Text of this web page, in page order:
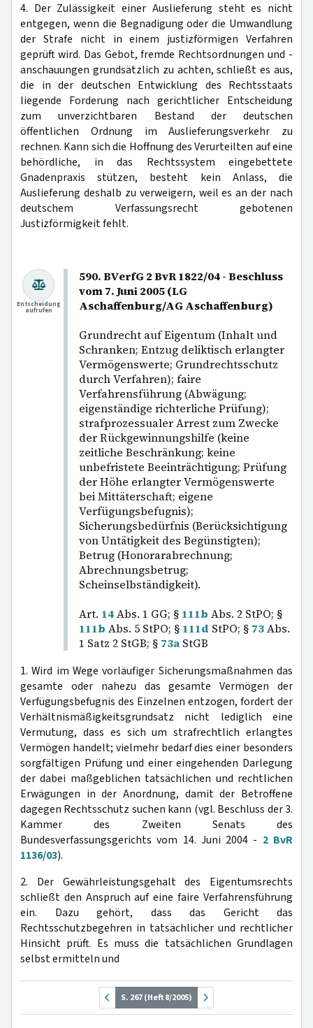
4. Der Zulässigkeit einer Auslieferung steht es nicht
entgegen, wenn die Begnadigung oder die Umwandlung
der Strafe nicht in einem justizförmigen Verfahren
geprüft wird. Das Gebot, fremde Rechtsordnungen und -
anschauungen grundsätzlich zu achten, schließt es aus,
die in der deutschen Entwicklung des Rechtsstaats
liegende Forderung nach gerichtlicher Entscheidung
zum unverzichtbaren Bestand der deutschen
öffentlichen Ordnung im Auslieferungsverkehr zu
rechnen. Kann sich die Hoffnung des Verurteilten auf eine
behördliche, in das Rechtssystem eingebettete
Gnadenpraxis stützen, besteht kein Anlass, die
Auslieferung deshalb zu verweigern, weil es an der nach
deutschem Verfassungsrecht gebotenen
Justizförmigkeit fehlt.
590. BVerfG 2 BvR 1822/04 - Beschluss
vom 7. Juni 2005 (LG
Aschaffenburg/AG Aschaffenburg)
Grundrecht auf Eigentum (Inhalt und
Schranken; Entzug deliktisch erlangter
Vermögenswerte; Grundrechtsschutz
durch Verfahren); faire
Verfahrensführung (Abwägung;
eigenständige richterliche Prüfung);
strafprozessualer Arrest zum Zwecke
der Rückgewinnungshilfe (keine
zeitliche Beschränkung; keine
unbefristete Beeinträchtigung; Prüfung
der Höhe erlangter Vermögenswerte
bei Mittäterschaft; eigene
Verfügungsbefugnis);
Sicherungsbedürfnis (Berücksichtigung
von Untätigkeit des Begünstigten);
Betrug (Honorarabrechnung;
Abrechnungsbetrug;
Scheinselbständigkeit).
Art. 14Abs. 1 GG; § 111b Abs. 2 StPO; §
111b Abs. 5 StPO; § 111d StPO; § 73Abs.
1 Satz 2 StGB; § 73a StGB
Entscheidung
aufrufen
1. Wird im Wege vorläufiger Sicherungsmaßnahmen das
gesamte oder nahezu das gesamte Vermögen der
Verfügungsbefugnis des Einzelnen entzogen, fordert der
Verhältnismäßigkeitsgrundsatz nicht lediglich eine
Vermutung, dass es sich um strafrechtlich erlangtes
Vermögen handelt; vielmehr bedarf dies einer besonders
sorgfältigen Prüfung und einer eingehenden Darlegung
der dabei maßgeblichen tatsächlichen und rechtlichen
Erwägungen in der Anordnung, damit der Betroffene
dagegen Rechtsschutz suchen kann (vgl. Beschluss der 3.
Kammer des Zweiten Senats des
Bundesverfassungsgerichts vom 14. Juni 2004 - 2 BvR
1136/03).
2. Der Gewährleistungsgehalt des Eigentumsrechts
schließt den Anspruch auf eine faire Verfahrensführung
ein. Dazu gehört, dass das Gericht das
Rechtsschutzbegehren in tatsächlicher und rechtlicher
Hinsicht prüft. Es muss die tatsächlichen Grundlagen
selbst ermitteln und
S. 267 (Heft 8/2005)